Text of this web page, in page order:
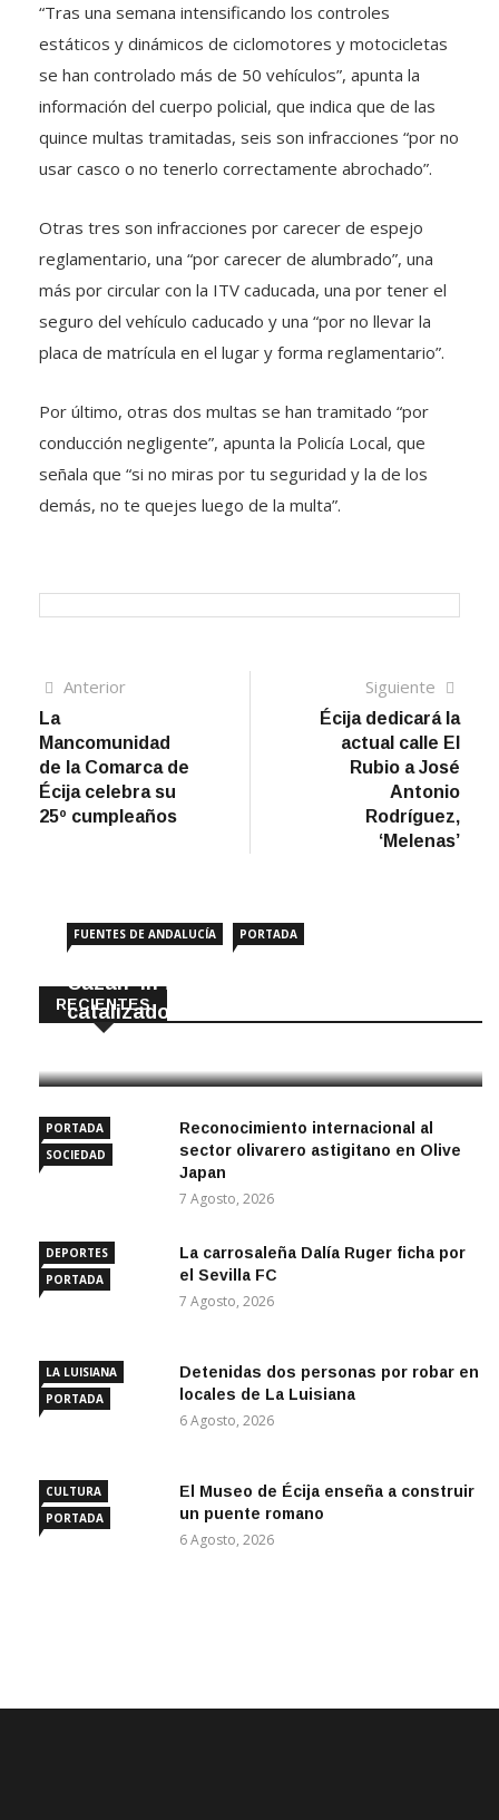
“Tras una semana intensificando los controles
estáticos y dinámicos de ciclomotores y motocicletas
se han controlado más de 50 vehículos”, apunta la
información del cuerpo policial, que indica que de las
quince multas tramitadas, seis son infracciones “por no
usar casco o no tenerlo correctamente abrochado”.
Otras tres son infracciones por carecer de espejo
reglamentario, una “por carecer de alumbrado”, una
más por circular con la ITV caducada, una por tener el
seguro del vehículo caducado y una “por no llevar la
placa de matrícula en el lugar y forma reglamentario”.
Por último, otras dos multas se han tramitado “por
conducción negligente”, apunta la Policía Local, que
señala que “si no miras por tu seguridad y la de los
demás, no te quejes luego de la multa”.
Navegación
de
entradas
AnteriorArtículo
La
Mancomunidad
de la Comarca de
Écija celebra su
25º cumpleaños
Siguiente
Écija dedicará la
actual calle El
Rubio a José
Antonio
Rodríguez,
‘Melenas’
RECIENTES
FUENTES DE ANDALUCÍA PORTADA
Cazan ‘in fraganti’ a ladrones de
catalizadores
PORTADA
SOCIEDAD
Reconocimiento internacional al
sector olivarero astigitano en Olive
Japan
7 Agosto, 2026
DEPORTES
PORTADA
La carrosaleña Dalía Ruger ficha por
el Sevilla FC
7 Agosto, 2026
LA LUISIANA
PORTADA
Detenidas dos personas por robar en
locales de La Luisiana
6 Agosto, 2026
CULTURA
PORTADA
El Museo de Écija enseña a construir
un puente romano
6 Agosto, 2026